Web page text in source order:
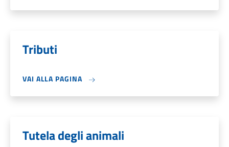
Tributi
VAI ALLA PAGINA
Tutela degli animali